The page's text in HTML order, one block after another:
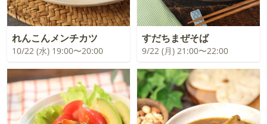
れんこんメンチカツ
10/22 (水) 19:00〜20:00
すだちまぜそば
9/22 (月) 21:00〜22:00